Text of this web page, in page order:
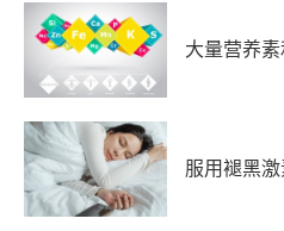
大量营养
服用褪黑